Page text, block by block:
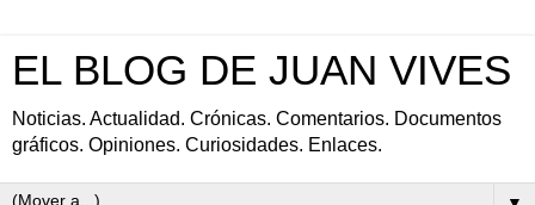
EL BLOG DE JUAN VIVES
Noticias. Actualidad. Crónicas. Comentarios. Documentos
gráficos. Opiniones. Curiosidades. Enlaces.